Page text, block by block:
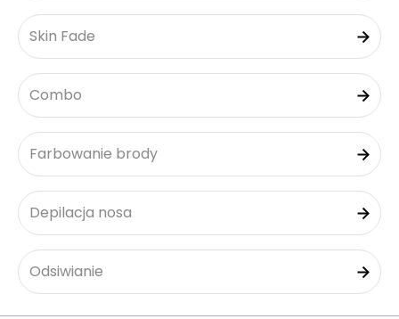
Skin Fade
Combo
Farbowanie brody
Depilacja nosa
Odsiwianie